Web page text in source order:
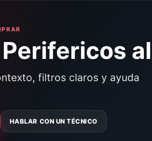
filtros claros y ayuda
HABLAR CON UN TÉCNICO